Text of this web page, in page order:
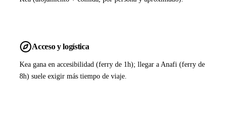
Acceso y logística
Kea gana en accesibilidad (ferry de 1h); llegar a Anafi (ferry de
8h) suele exigir más tiempo de viaje.